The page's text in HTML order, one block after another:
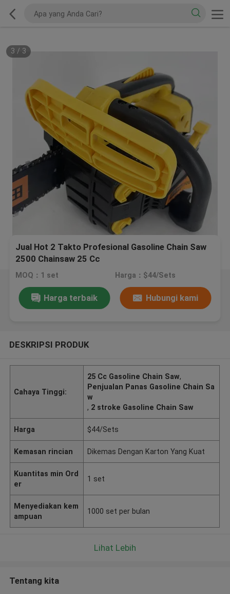
3 / 3
Jual Hot 2 Takto Profesional Gasoline Chain Saw
2500 Chainsaw 25 Cc
MOQ：1 set Harga：$44/Sets
Harga terbaik Hubungi kami
DESKRIPSI PRODUK
Cahaya Tinggi:
25 Cc Gasoline Chain Saw,
Penjualan Panas Gasoline Chain Sa
w
, 2 stroke Gasoline Chain Saw
Harga $44/Sets
Kemasan rincian Dikemas Dengan Karton Yang Kuat
Kuantitas min Ord
er
1 set
Menyediakan kem
ampuan
1000 set per bulan
Lihat Lebih
Tentang kita